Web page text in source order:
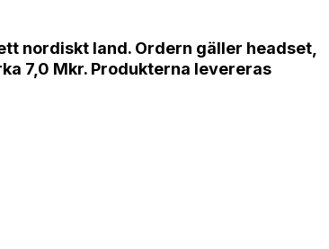
nordiskt land. Ordern gäller headset,
7,0 Mkr. Produkterna levereras